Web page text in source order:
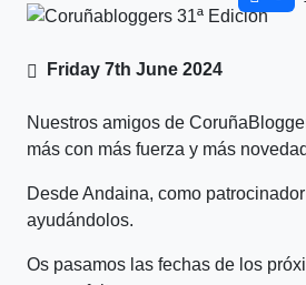
Friday 7th June 2024
Nuestros amigos de
más con más fuerza y más
Desde Andaina, como
ayudándolos.
Os pasamos las fechas de los